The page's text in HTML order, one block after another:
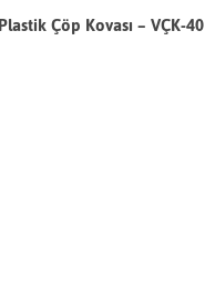
Plastik Çöp Kovası – VÇK-40